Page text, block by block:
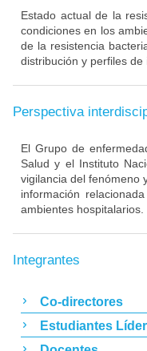
Estado actual de la
condiciones en los
de la resistencia
distribución y perfiles de
Perspectiva
El Grupo de
Salud y el Instituto
vigilancia del fenómeno
información
ambientes hospitalarios.
Integrantes
Co-directores
Estudiantes